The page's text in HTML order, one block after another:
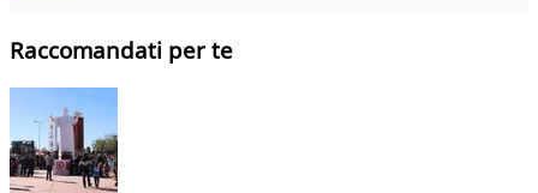
Raccomandati per te